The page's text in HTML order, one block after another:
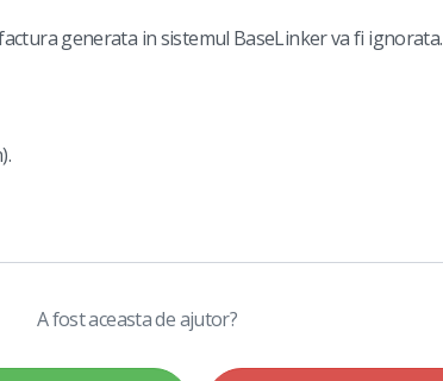
generata in sistemul BaseLinker va fi ignorata.
A fost aceasta de ajutor?